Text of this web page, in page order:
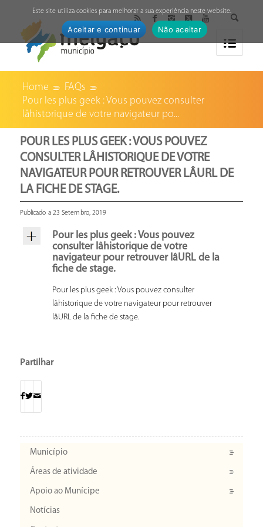
Home
FAQs
Pour les plus geek : Vous pouvez consulter
lâhistorique de votre navigateur po...
POUR LES PLUS GEEK : VOUS POUVEZ
CONSULTER LÂHISTORIQUE DE VOTRE
NAVIGATEUR POUR RETROUVER LÂURL DE
LA FICHE DE STAGE.
Publicado a 23 Setembro, 2019
Pour les plus geek : Vous pouvez
consulter lâhistorique de votre
navigateur pour retrouver lâURL de la
fiche de stage.
Pour les plus geek : Vous pouvez consulter
lâhistorique de votre navigateur pour retrouver
lâURL de la fiche de stage.
Partilhar
Município
Áreas de atividade
Apoio ao Munícipe
Notícias
Este site utiliza cookies para melhorar a sua experiência neste website.
Aceitar e continuar Não aceitar